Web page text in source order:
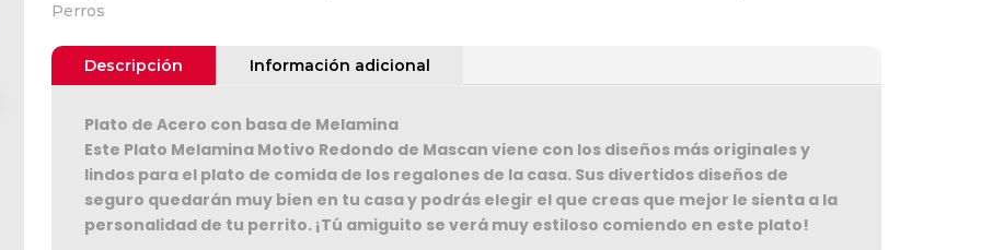
Seguir Comprando
Motivo
cantidad
Perros
Descripción Información adicional
Plato de Acero con basa de Melamina
Este Plato Melamina Motivo Redondo de Mascan viene con los diseños más originales y
lindos para el plato de comida de los regalones de la casa. Sus divertidos diseños de
seguro quedarán muy bien en tu casa y podrás elegir el que creas que mejor le sienta a la
personalidad de tu perrito. ¡Tú amiguito se verá muy estiloso comiendo en este plato!